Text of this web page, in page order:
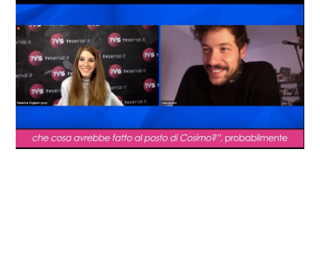
Loaded:
0%
Progress:
0%